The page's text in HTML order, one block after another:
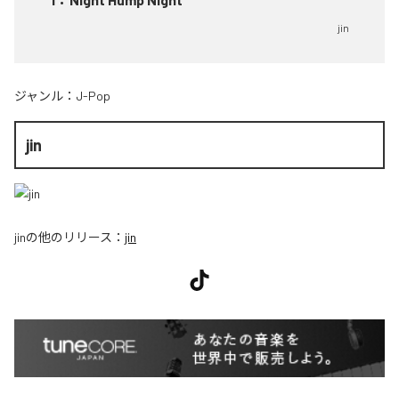
jin
ジャンル： J-Pop
jin
jinの他のリリース： jin